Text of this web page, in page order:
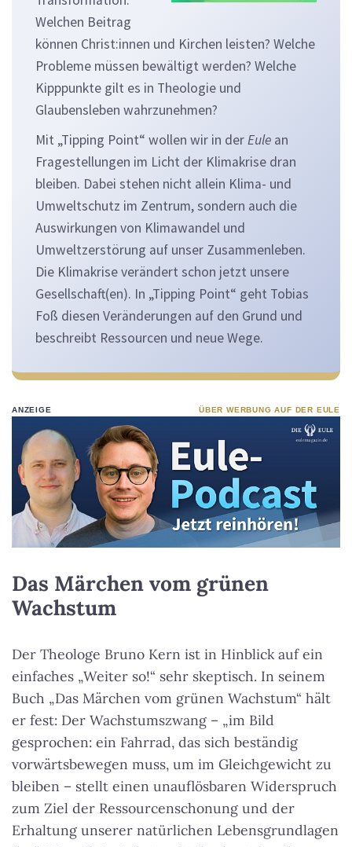
Welchen Beitrag
können Christ:innen und Kirchen leisten? Welche
Probleme müssen bewältigt werden? Welche
Kipppunkte gilt es in Theologie und
Glaubensleben wahrzunehmen?
Mit „Tipping Point“ wollen wir in derEule an
Fragestellungen im Licht der Klimakrise dran
bleiben. Dabei stehen nicht allein Klima- und
Umweltschutz im Zentrum, sondern auch die
Auswirkungen von Klimawandel und
Umweltzerstörung auf unser Zusammenleben.
Die Klimakrise verändert schon jetzt unsere
Gesellschaft(en). In „Tipping Point“ geht Tobias
Foß diesen Veränderungen auf den Grund und
beschreibt Ressourcen und neue Wege.
ANZEIGE ÜBER WERBUNG AUF DER EULE
Das Märchen vom grünen
Wachstum
Der Theologe Bruno Kern ist in Hinblick auf ein
einfaches „Weiter so!“ sehr skeptisch. In seinem
Buch „Das Märchen vom grünen Wachstum“ hält
er fest: Der Wachstumszwang – „im Bild
gesprochen: ein Fahrrad, das sich beständig
vorwärtsbewegen muss, um im Gleichgewicht zu
bleiben – stellt einen unauflösbaren Widerspruch
zum Ziel der Ressourcenschonung und der
Erhaltung unserer natürlichen Lebensgrundlagen